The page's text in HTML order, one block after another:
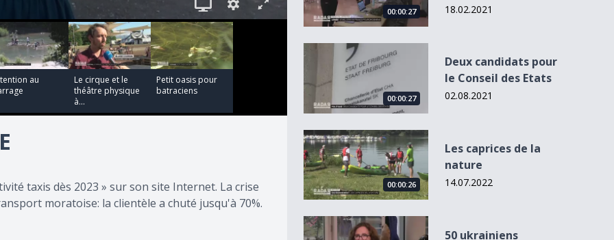
au
Le cirque et le
théâtre physique
à...
Petit oasis pour
batraciens
taxis dès 2023 » sur son site Internet. La crise
moratoise: la clientèle a chuté jusqu'à 70%.
00:00:27 18.02.2021
Deux candidats pour le Conseil des Etats
00:00:27
Deux candidats pour
le Conseil des Etats
02.08.2021
Les caprices de la nature
00:00:26
Les caprices de la
nature
14.07.2022
50 ukrainiens scolarisés à Fribourg
50 ukrainiens